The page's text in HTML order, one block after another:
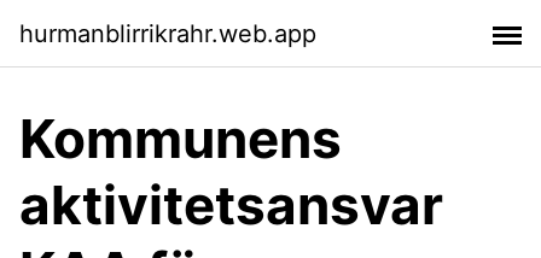
hurmanblirrikrahr.web.app
Kommunens
aktivitetsansvar